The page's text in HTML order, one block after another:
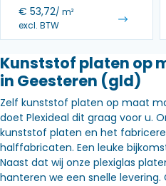
€ 53,72/ m²
excl. BTW
Kunststof platen op
in Geesteren (gld)
Zelf kunststof platen op maat
doet Plexideal dit graag voor u.
kunststof platen en het
halffabricaten. Een leuke
Naast dat wij onze plexiglas
hanteren we een snelle levering.